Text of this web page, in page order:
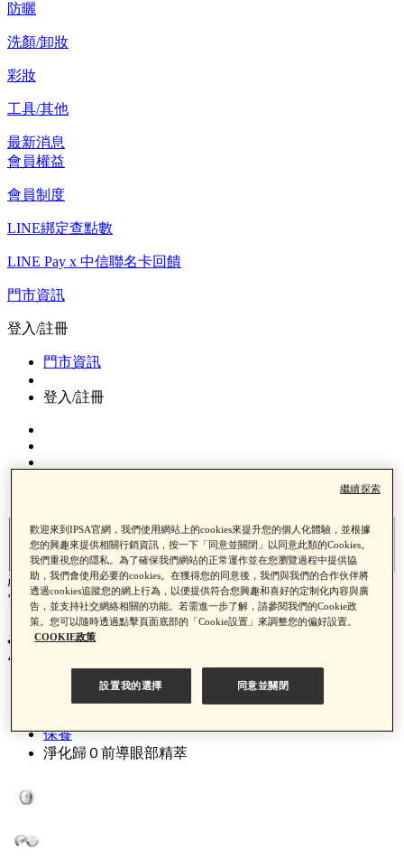
防曬
洗顏/卸妝
彩妝
工具/其他
最新消息
會員權益
會員制度
LINE綁定查點數
LINE Pay x 中信聯名卡回饋
門市資訊
登入/註冊
門市資訊
登入/註冊
送出
產品熱銷缺貨中，補貨通知我
電子郵件信箱成功加入清單中
淨化歸０前導眼部精萃
保養
淨化歸０前導眼部精萃
歡迎來到IPSA官網，我們使用網站上的cookies來提升您的個人化體驗，並根據
您的興趣來提供相關行銷資訊，按一下「同意並關閉」以同意此類的Cookies。
我們重視您的隱私。為了確保我們網站的正常運作並在您瀏覽過程中提供協
助，我們會使用必要的cookies。在獲得您的同意後，我們與我們的合作伙伴將
透過cookies追蹤您的網上行為，以便提供符合您興趣和喜好的定制化內容與廣
告，並支持社交網絡相關的功能。若需進一步了解，請參閱我們的Cookie政
策。您可以隨時透過點擊頁面底部的「Cookie設置」來調整您的偏好設置。
COOKIE政策
設置我的選擇 同意並關閉
繼續探索